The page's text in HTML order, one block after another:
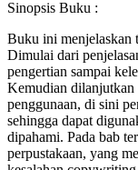
Sinopsis Buku :
Buku ini menjelaskan
Dimulai dari
pengertian sampai
Kemudian dilanjutkan
penggunaan, di sini
sehingga dapat
dipahami. Pada bab
perpustakaan, yang